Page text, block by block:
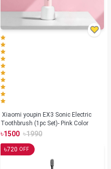
Toothbrush (1pc Set)- Pink Color
৳1500 ৳1990
৳720 OFF